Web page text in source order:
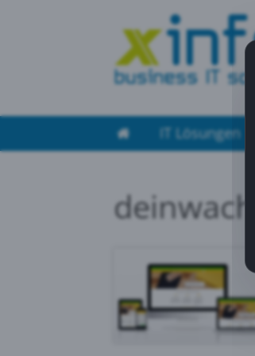
IT Lösungen